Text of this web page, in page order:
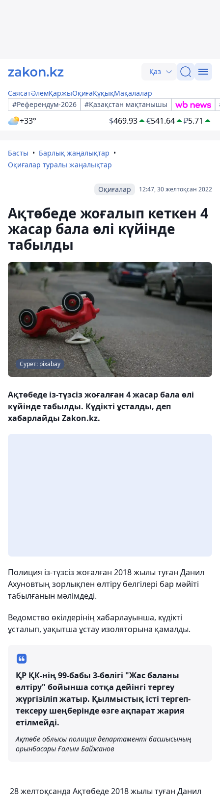
Қаз
СаясатӘлемҚаржыОқиғаҚұқықМақалалар
#Референдум-2026
#Қазақстан мақтанышы
+33° $469.93 €541.64 ₽5.71
Басты
Барлық жаңалықтар
Оқиғалар туралы жаңалықтар
12:47, 30 желтоқсан 2022
Оқиғалар
Ақтөбеде жоғалып кеткен 4
жасар бала өлі күйінде
табылды
Сурет: pixabay
Ақтөбеде із-түзсіз жоғалған 4 жасар бала өлі
күйінде табылды. Күдікті ұсталды, деп
хабарлайды Zakon.kz.
Полиция із-түзсіз жоғалған 2018 жылы туған Данил
Ахуновтың зорлықпен өлтіру белгілері бар мәйіті
табылғанын мәлімдеді.
Ведомство өкілдерінің хабарлауынша, күдікті
ұсталып, уақытша ұстау изоляторына қамалды.
ҚР ҚК-нің 99-бабы 3-бөлігі "Жас баланы
өлтіру" бойынша сотқа дейінгі тергеу
жүргізіліп жатыр. Қылмыстық істі тергеп-
тексеру шеңберінде өзге ақпарат жария
етілмейді.
Ақтөбе облысы полиция департаменті басшысының
орынбасары Ғалым Байжанов
28 желтоқсанда Ақтөбеде 2018 жылы туған Данил